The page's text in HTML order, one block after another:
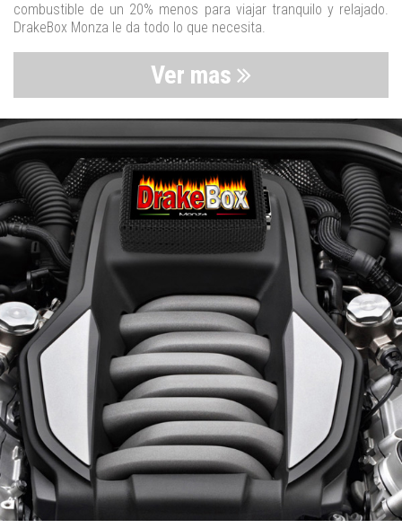
combustible de un 20% menos para viajar tranquilo y relajado.
DrakeBox Monza le da todo lo que necesita.
Ver mas